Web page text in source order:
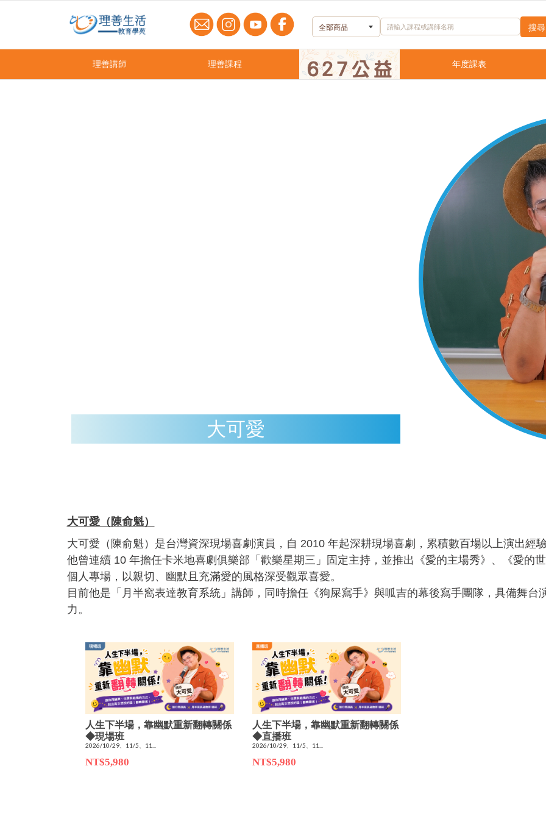
理善講師 理善課程 理善嚴選 年度課表
大可愛
大可愛（陳俞魁）
大可愛（陳俞魁）是台灣資深現場喜劇演員，自 2010 年起深耕現場喜劇，累積數百場以上演出經
他曾連續 10 年擔任卡米地喜劇俱樂部「歡樂星期三」固定主持，並推出《愛的主場秀》、《愛的
個人專場，以親切、幽默且充滿愛的風格深受觀眾喜愛。
目前他是「月半窩表達教育系統」講師，同時擔任《狗屎寫手》與呱吉的幕後寫手團隊，具備舞
力。
人生下半場，靠幽默重新翻轉關係
◆現場班
2026/10/29、11/5、11...
NT$5,980
人生下半場，靠幽默重新翻轉關係
◆直播班
2026/10/29、11/5、11...
NT$5,980